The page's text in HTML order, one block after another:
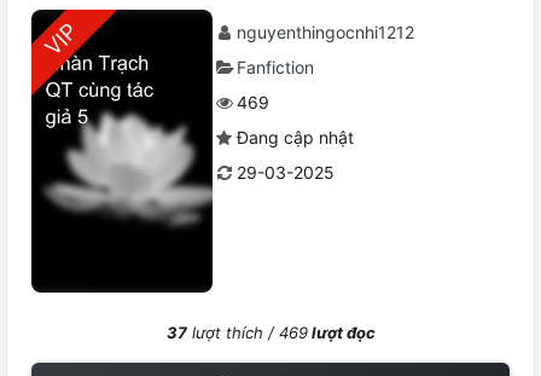
nguyenthingocnhi1212
Fanfiction
469
Đang cập nhật
29-03-2025
37lượt thích /469lượt đọc